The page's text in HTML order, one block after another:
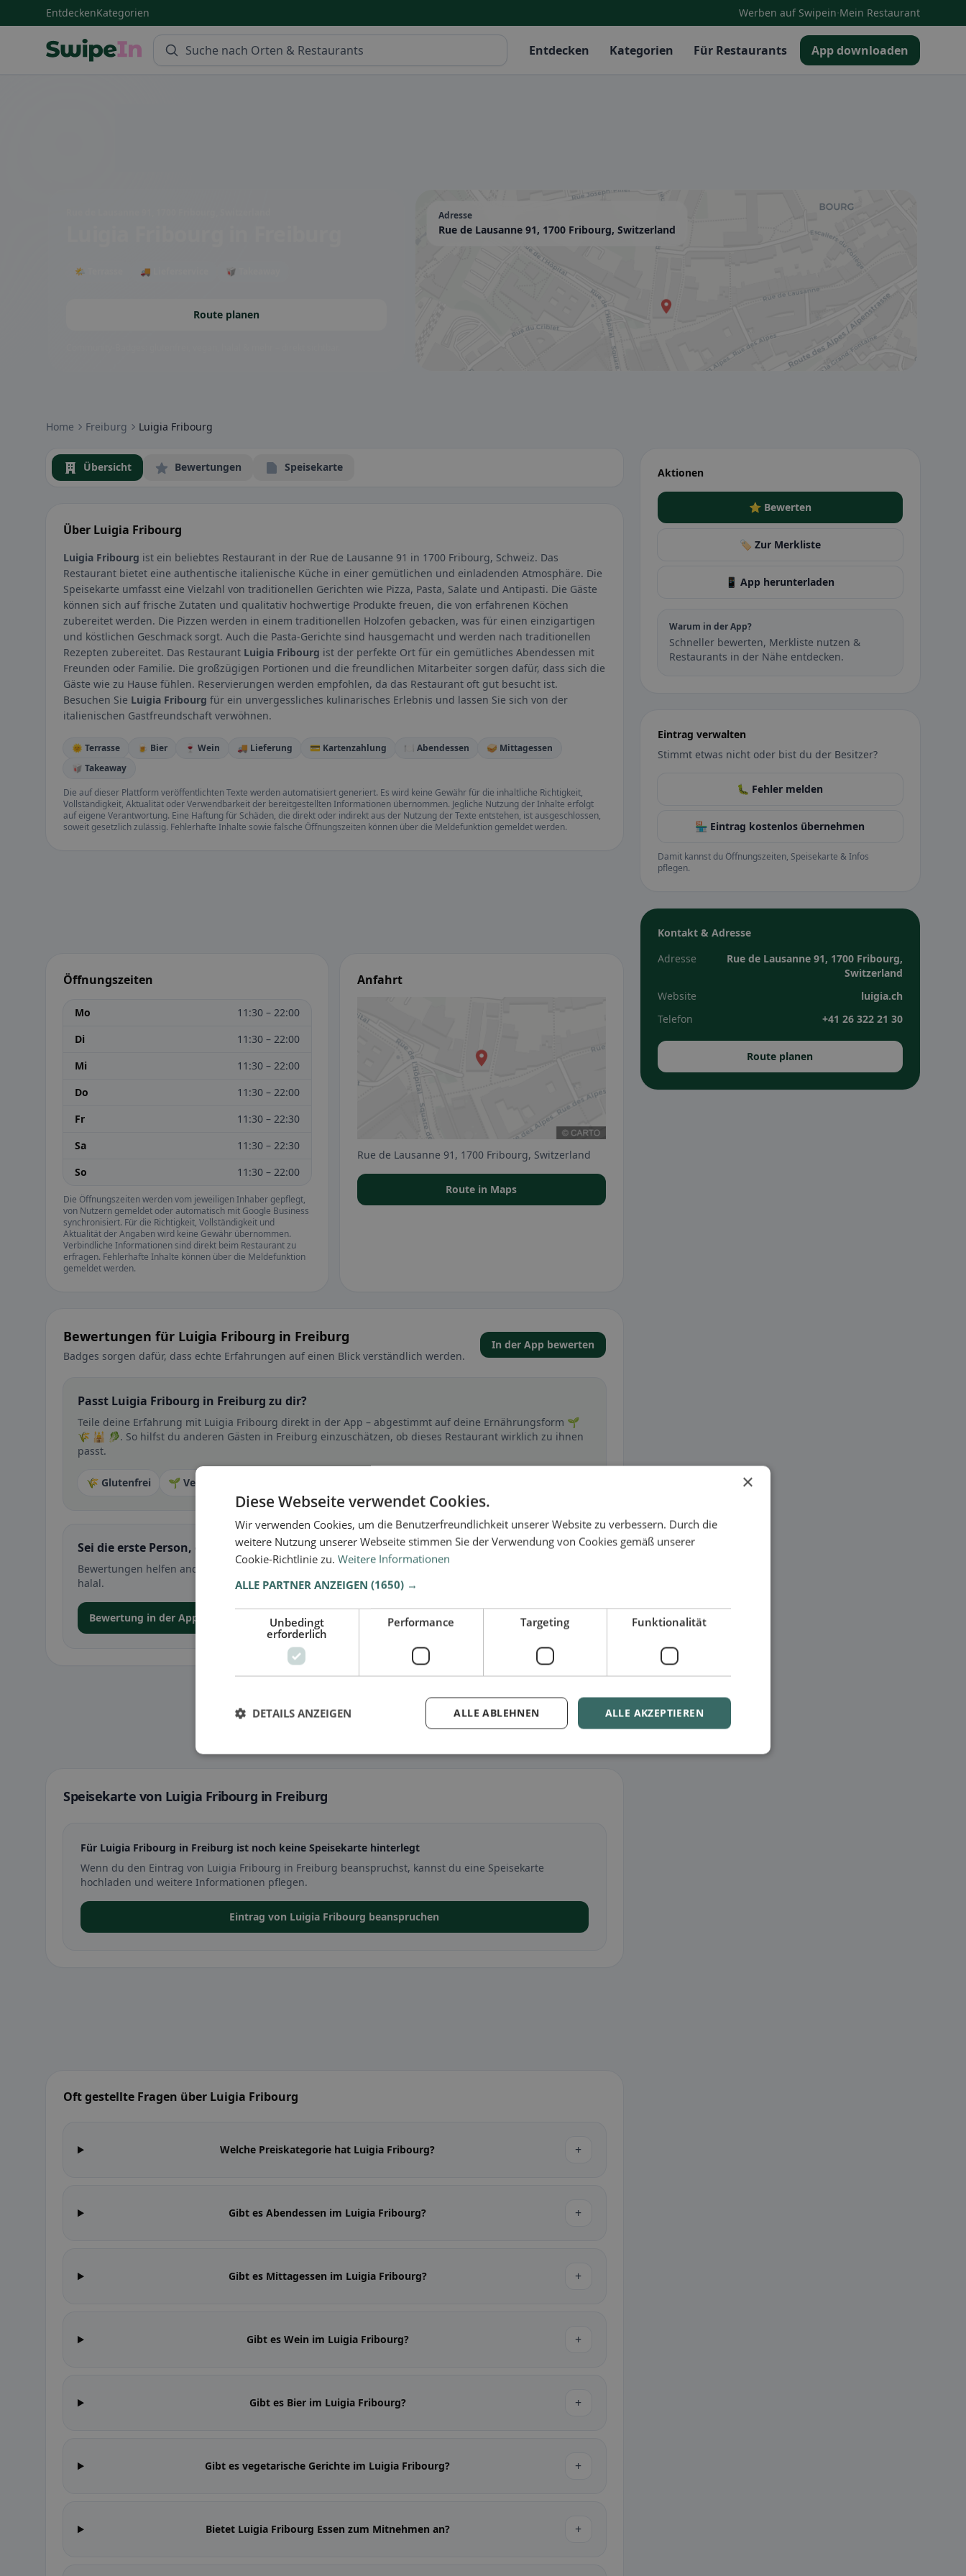
EntdeckenKategorien Werben auf Swipein·Mein Restaurant
Entdecken Kategorien Für Restaurants App downloaden
🌤 Terrasse 🚚 Lieferservice 🥡 Takeaway
Route planen
Adresse
Rue de Lausanne 91, 1700 Fribourg, Switzerland
Home Freiburg Luigia Fribourg
Übersicht Bewertungen Speisekarte
Über Luigia Fribourg
Luigia Fribourg ist ein beliebtes Restaurant in der Rue de Lausanne 91 in 1700 Fribourg, Schweiz. Das
Restaurant bietet eine authentische italienische Küche in einer gemütlichen und einladenden Atmosphäre. Die
Speisekarte umfasst eine Vielzahl von traditionellen Gerichten wie Pizza, Pasta, Salate und Antipasti. Die Gäste
können sich auf frische Zutaten und qualitativ hochwertige Produkte freuen, die von erfahrenen Köchen
zubereitet werden. Die Pizzen werden in einem traditionellen Holzofen gebacken, was für einen einzigartigen
und köstlichen Geschmack sorgt. Auch die Pasta-Gerichte sind hausgemacht und werden nach traditionellen
Rezepten zubereitet. Das Restaurant Luigia Fribourg ist der perfekte Ort für ein gemütliches Abendessen mit
Freunden oder Familie. Die großzügigen Portionen und die freundlichen Mitarbeiter sorgen dafür, dass sich die
Gäste wie zu Hause fühlen. Reservierungen werden empfohlen, da das Restaurant oft gut besucht ist.
Besuchen Sie Luigia Fribourg für ein unvergessliches kulinarisches Erlebnis und lassen Sie sich von der
italienischen Gastfreundschaft verwöhnen.
🌞 Terrasse 🍺 Bier 🍷 Wein 🚚 Lieferung 💳 Kartenzahlung 🍽️ Abendessen
🥪 Mittagessen
🥡 Takeaway
Die auf dieser Plattform veröffentlichten Texte werden automatisiert generiert. Es wird keine Gewähr für die inhaltliche Richtigkeit,
Vollständigkeit, Aktualität oder Verwendbarkeit der bereitgestellten Informationen übernommen. Jegliche Nutzung der Inhalte erfolgt
auf eigene Verantwortung. Eine Haftung für Schäden, die direkt oder indirekt aus der Nutzung der Texte entstehen, ist ausgeschlossen,
soweit gesetzlich zulässig. Fehlerhafte Inhalte sowie falsche Öffnungszeiten können über die Meldefunktion gemeldet werden.
Öffnungszeiten
Mo
11:30 – 22:00
Di
11:30 – 22:00
Mi
11:30 – 22:00
Do
11:30 – 22:00
Fr
11:30 – 22:30
Sa
11:30 – 22:30
So
11:30 – 22:00
Die Öffnungszeiten werden vom jeweiligen Inhaber gepflegt,
von Nutzern gemeldet oder automatisch mit Google Business
synchronisiert. Für die Richtigkeit, Vollständigkeit und
Aktualität der Angaben wird keine Gewähr übernommen.
Verbindliche Informationen sind direkt beim Restaurant zu
erfragen. Fehlerhafte Inhalte können über die Meldefunktion
gemeldet werden.
Anfahrt
Rue de Lausanne 91, 1700 Fribourg, Switzerland
Route in Maps
Bewertungen für Luigia Fribourg in Freiburg
Badges sorgen dafür, dass echte Erfahrungen auf einen Blick verständlich werden.
In der App bewerten
Passt Luigia Fribourg in Freiburg zu dir?
Teile deine Erfahrung mit Luigia Fribourg direkt in der App – abgestimmt auf deine Ernährungsform 🌱
🌾 🕌 🥬. So hilfst du anderen Gästen in Freiburg einzuschätzen, ob dieses Restaurant wirklich zu ihnen
passt.
🌾 Glutenfrei 🌱 Vegan
Sei die erste Person, die ihre Erfahrung teilt
Bewertungen helfen anderen bei der Entscheidung – besonders bei glutenfrei, vegan, vegetarisch oder
halal.
Bewertung in der App abgeben
Speisekarte von Luigia Fribourg in Freiburg
Für Luigia Fribourg in Freiburg ist noch keine Speisekarte hinterlegt
Wenn du den Eintrag von Luigia Fribourg in Freiburg beanspruchst, kannst du eine Speisekarte
hochladen und weitere Informationen pflegen.
Eintrag von Luigia Fribourg beanspruchen
Oft gestellte Fragen über Luigia Fribourg
Welche Preiskategorie hat Luigia Fribourg? +
Gibt es Abendessen im Luigia Fribourg? +
Gibt es Mittagessen im Luigia Fribourg? +
Gibt es Wein im Luigia Fribourg? +
Gibt es Bier im Luigia Fribourg? +
Gibt es vegetarische Gerichte im Luigia Fribourg? +
Bietet Luigia Fribourg Essen zum Mitnehmen an? +
Aktionen
⭐ Bewerten
🏷️ Zur Merkliste
📱 App herunterladen
Warum in der App?
Schneller bewerten, Merkliste nutzen &
Restaurants in der Nähe entdecken.
Eintrag verwalten
Stimmt etwas nicht oder bist du der Besitzer?
🐛 Fehler melden
🏪 Eintrag kostenlos übernehmen
Damit kannst du Öffnungszeiten, Speisekarte & Infos
pflegen.
Kontakt & Adresse
Adresse
Rue de Lausanne 91, 1700 Fribourg,
Switzerland
Website
luigia.ch
Telefon
+41 26 322 21 30
Route planen
×
Diese Webseite verwendet Cookies.
Wir verwenden Cookies, um die Benutzerfreundlichkeit unserer Website zu verbessern. Durch die
weitere Nutzung unserer Webseite stimmen Sie der Verwendung von Cookies gemäß unserer
Cookie-Richtlinie zu. Weitere Informationen
ALLE PARTNER ANZEIGEN (1650) →
Unbedingt
erforderlich
Performance Targeting Funktionalität
ALLE AKZEPTIEREN
ALLE ABLEHNEN
DETAILS ANZEIGEN